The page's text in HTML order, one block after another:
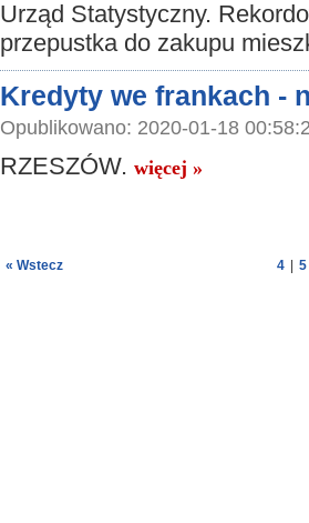
Urząd Statystyczny.
przepustka do zakupu
Kredyty we frankach -
Opublikowano: 2020-01-18
RZESZÓW. więcej »
« Wstecz 4 5